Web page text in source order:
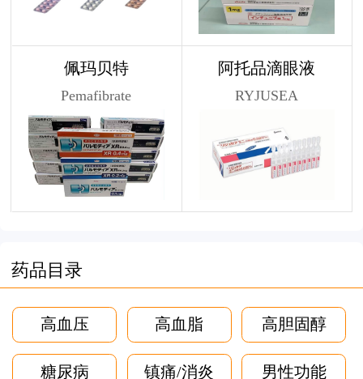
佩玛贝特
Pemafibrate
阿托品滴眼液
RYJUSEA
药品目录
高血压 高血脂 高胆固醇
糖尿病 镇痛/消炎 男性功能